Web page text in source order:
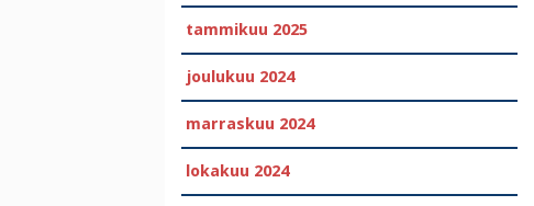
tammikuu 2025
joulukuu 2024
marraskuu 2024
lokakuu 2024